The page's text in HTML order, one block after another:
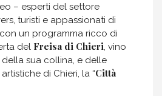
– esperti del settore
turisti e appassionati di
un programma ricco di
del Freisa di Chieri, vino
sua collina, e delle
di Chieri, la “Città